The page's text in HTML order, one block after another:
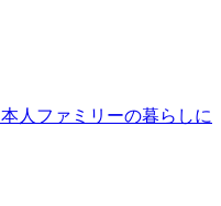
人ファミリーの暮らしに